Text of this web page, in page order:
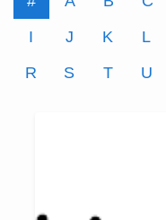
I
J K L
R
S T U